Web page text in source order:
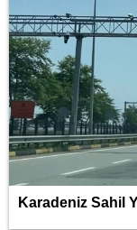
Karadeniz Sahil